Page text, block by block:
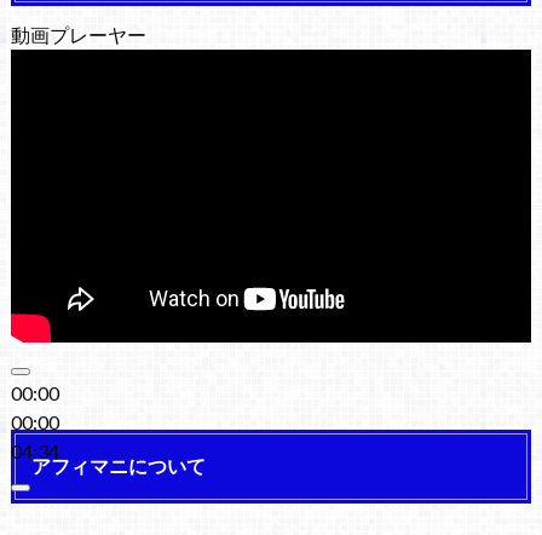
動画プレーヤー
00:00
00:00
04:34
アフィマニについて